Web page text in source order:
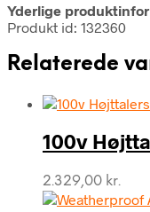
Yderlige
Produkt id: 132360
Relaterede
100v
2.329,00 kr.